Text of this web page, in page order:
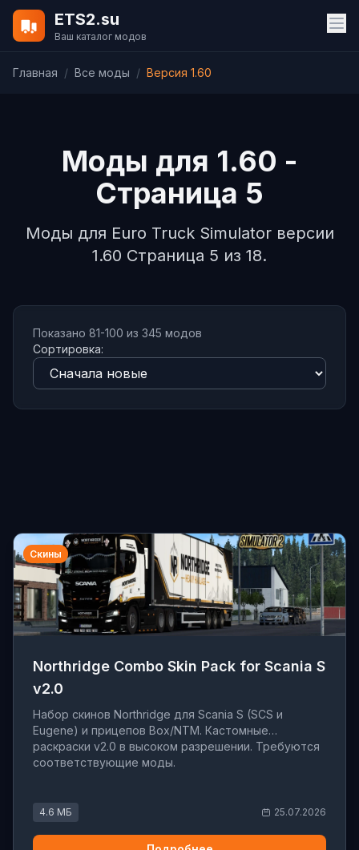
ETS2.su
Ваш каталог модов
Главная / Все моды / Версия 1.60
Моды для 1.60 -
Страница 5
Моды для Euro Truck Simulator версии
1.60 Страница 5 из 18.
Показано 81-100 из 345 модов
Сортировка:
Скины
Northridge Combo Skin Pack for Scania S
v2.0
Набор скинов Northridge для Scania S (SCS и
Eugene) и прицепов Box/NTM. Кастомные
раскраски v2.0 в высоком разрешении. Требуются
соответствующие моды.
4.6 МБ 25.07.2026